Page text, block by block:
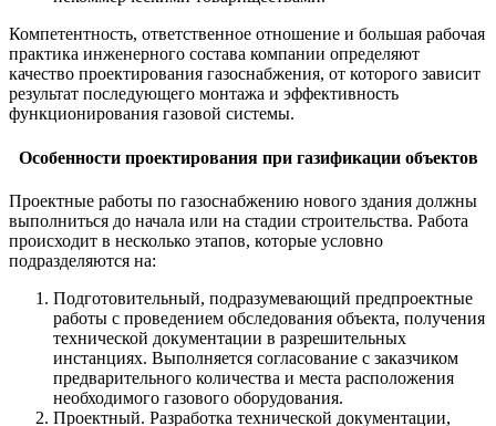
Компетентность, ответственное отношение и большая рабочая
практика инженерного состава компании определяют
качество проектирования газоснабжения, от которого зависит
результат последующего монтажа и эффективность
функционирования газовой системы.
Особенности проектирования при газификации объектов
Проектные работы по газоснабжению нового здания должны
выполниться до начала или на стадии строительства. Работа
происходит в несколько этапов, которые условно
подразделяются на:
Подготовительный, подразумевающий предпроектные
работы с проведением обследования объекта, получения
технической документации в разрешительных
инстанциях. Выполняется согласование с заказчиком
предварительного количества и места расположения
необходимого газового оборудования.
Проектный. Разработка технической документации,